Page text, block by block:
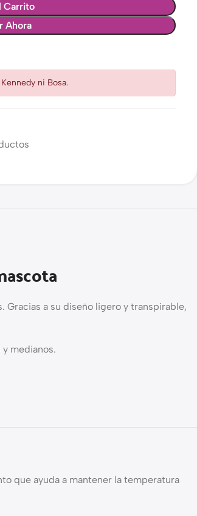
Carrito
Ahora
ni Bosa.
Gracias a su diseño ligero y transpirable,
medianos.
que ayuda a mantener la temperatura